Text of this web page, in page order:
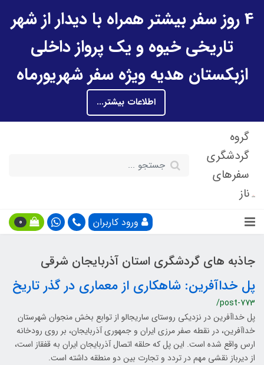
4 روز سفر بیشتر همراه با دیدار از شهر
تاریخی خیوه و یک پرواز داخلی
ازبکستان هدیه ویژه سفر شهریورماه
اطلاعات بیشتر...
گروه
گردشگری
سفرهای
ناز
ورود کاربران 0
جاذبه های گردشگری استان آذربایجان شرقی
پل خداآفرین: شاهکاری از معماری در گذر تاریخ
/post-773
پل خداآفرین در نزدیکی روستای ساریجالو از توابع بخش منجوان شهرستان
خداآفرین، در نقطه صفر مرزی ایران و جمهوری آذربایجان، بر روی رودخانه
ارس واقع شده است. این پل که حلقه اتصال آذربایجان ایران به قفقاز است،
از دیرباز نقشی مهم در تردد و تجارت بین دو منطقه داشته است.